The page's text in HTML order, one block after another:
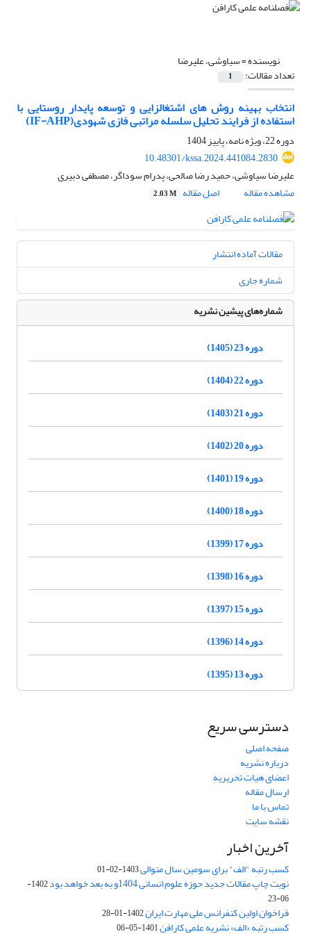
نویسنده =سیاوشی، علیرضا
تعداد مقالات: 1
انتخاب بهینه روش های اشتغالزایی و توسعه پایدار روستایی با
استفاده از فرایند تحلیل سلسله مراتبی فازی شهودی(IF-AHP)
دوره 22، ویژه نامه، پاییز 1404
10.48301/kssa.2024.441084.2830
علیرضا سیاوشی، حمید رضا صالحی، پدرام سوداگر، مصطفی دبیری
مشاهده مقاله
اصل مقاله 2.03 M
مقالات آماده انتشار
شماره جاری
شماره‌های پیشین نشریه
دوره 23 (1405)
دوره 22 (1404)
دوره 21 (1403)
دوره 20 (1402)
دوره 19 (1401)
دوره 18 (1400)
دوره 17 (1399)
دوره 16 (1398)
دوره 15 (1397)
دوره 14 (1396)
دوره 13 (1395)
دسترسی سریع
صفحه اصلی
درباره نشریه
اعضای هیات تحریریه
ارسال مقاله
تماس با ما
نقشه سایت
آخرین اخبار
کسب رتبه "الف" برای سومین سال متوالی1403-02-01
نوبت چاپ مقالات جدید حوزه علوم انسانی 1404و به بعد خواهد بود
1402-
06-23
فراخوان اولین کنفرانس ملی مهارت ایران1402-01-28
کسب رتبه «الف» نشریه علمی کارافن1401-05-06